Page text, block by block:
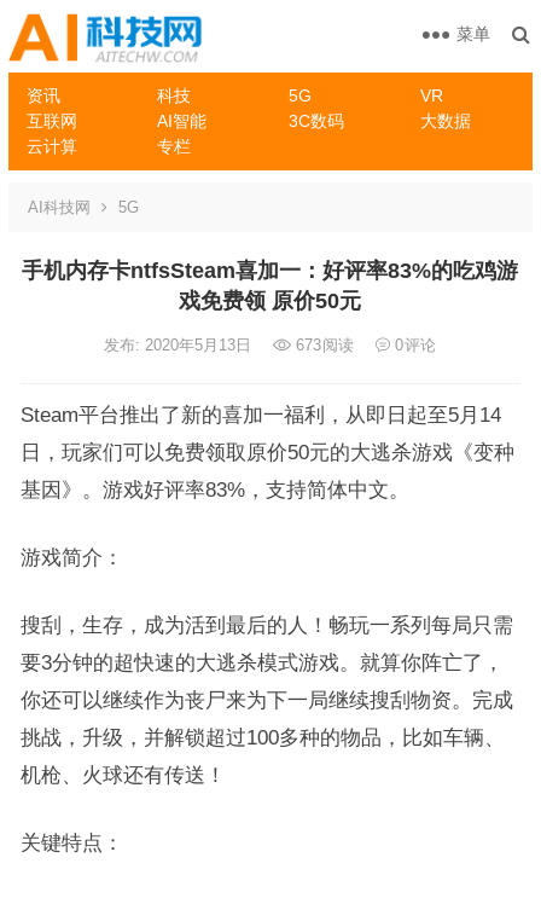
资讯 科技 5G
VR
互联网
AI智能 3C数码
大数据
云计算
专栏
菜单
AI科技网 5G
手机内存卡ntfsSteam喜加一：好评率83%的吃鸡游
戏免费领 原价50元
发布: 2020年5月13日 673阅读 0评论
Steam平台推出了新的喜加一福利，从即日起至5月14
日，玩家们可以免费领取原价50元的大逃杀游戏《变种
基因》。游戏好评率83%，支持简体中文。
游戏简介：
搜刮，生存，成为活到最后的人！畅玩一系列每局只需
要3分钟的超快速的大逃杀模式游戏。就算你阵亡了，
你还可以继续作为丧尸来为下一局继续搜刮物资。完成
挑战，升级，并解锁超过100多种的物品，比如车辆、
机枪、火球还有传送！
关键特点：